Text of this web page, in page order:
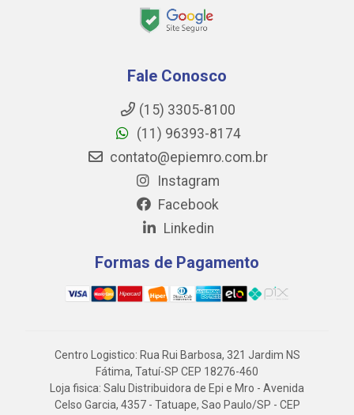
Fale Conosco
(15) 3305-8100
(11) 96393-8174
contato@epiemro.com.br
Instagram
Facebook
Linkedin
Formas de Pagamento
Centro Logistico: Rua Rui Barbosa, 321 Jardim NS
Fátima, Tatuí-SP CEP 18276-460
Loja fisica: Salu Distribuidora de Epi e Mro - Avenida
Celso Garcia, 4357 - Tatuape, Sao Paulo/SP - CEP